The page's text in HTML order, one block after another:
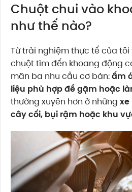
Chuột chui vào
như thế nào?
Từ trải nghiệm thực tế của tôi
chuột tìm đến khoang động
mãn ba nhu cầu cơ bản:ấm
liệu phù hợp để gặm hoặc
thường xuyên hơn ở những xe
cây cối, bụi rậm hoặc khu